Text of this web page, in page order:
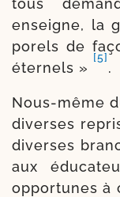
tous
enseigne, la
po­rels de
éter­nels »
[5]
.
Nous-​même
diverses
diverses
aux
oppor­tunes à